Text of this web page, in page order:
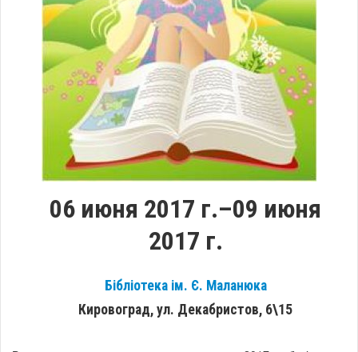
06 июня 2017 г.–09 июня
2017 г.
Бібліотека ім. Є. Маланюка
Кировоград, ул. Декабристов, 6\15